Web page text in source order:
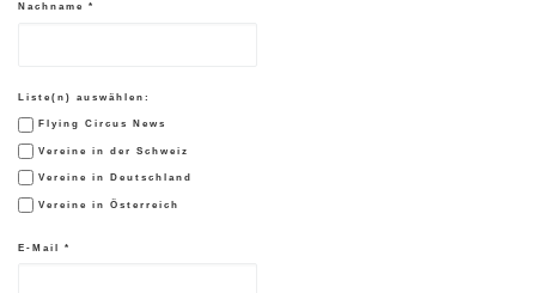
Nachname *
Liste(n) auswählen:
Flying Circus News
Vereine in der Schweiz
Vereine in Deutschland
Vereine in Österreich
E-Mail *